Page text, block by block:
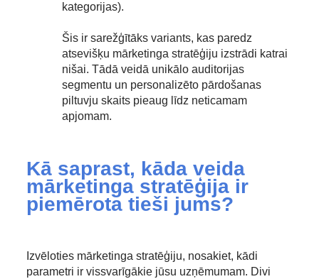
kategorijas).
Šis ir sarežģītāks variants, kas paredz
atsevišķu mārketinga stratēģiju izstrādi katrai
nišai. Tādā veidā unikālo auditorijas
segmentu un personalizēto pārdošanas
piltuvju skaits pieaug līdz neticamam
apjomam.
Kā saprast, kāda veida
mārketinga stratēģija ir
piemērota tieši jums?
Izvēloties mārketinga stratēģiju, nosakiet, kādi
parametri ir vissvarīgākie jūsu uzņēmumam. Divi